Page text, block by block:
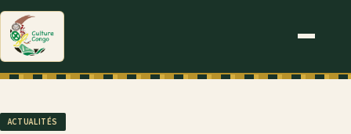
ACTUALITÉS